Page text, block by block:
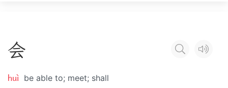
会
huì be able to; meet; shall